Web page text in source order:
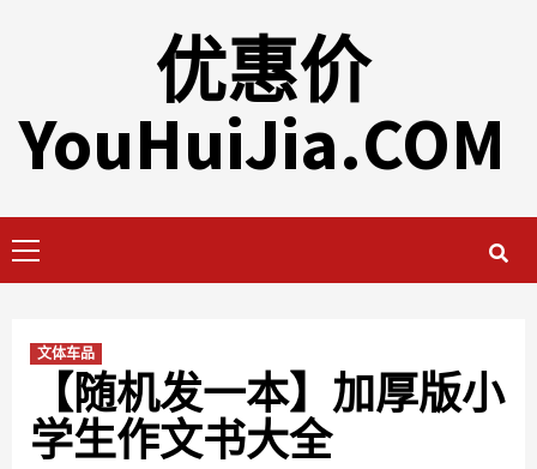
优惠价
YouHuiJia.COM
Menu
文体车品
【随机发一本】加厚版小
学生作文书大全